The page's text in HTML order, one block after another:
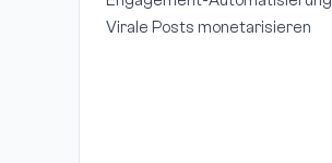
Virale Posts monetarisieren